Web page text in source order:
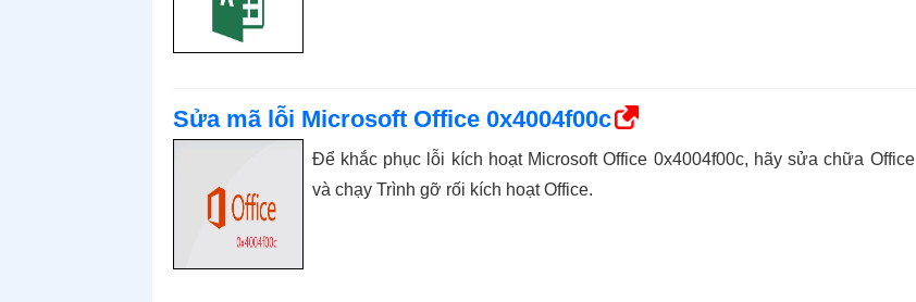
Sửa mã lỗi Microsoft Office 0x4004f00c
Để khắc phục lỗi kích hoạt Microsoft Office 0x4004f00c, hãy sửa chữa Office
và chạy Trình gỡ rối kích hoạt Office.